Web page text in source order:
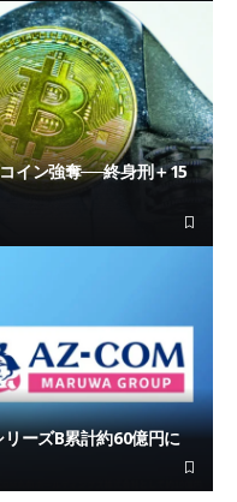
イン強奪──終身刑＋15
ーズB累計約60億円に